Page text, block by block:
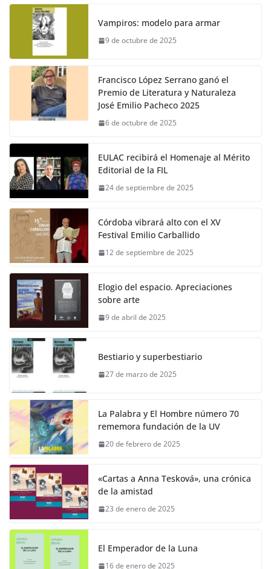
Vampiros: modelo para armar
9 de octubre de 2025
Francisco López Serrano ganó el
Premio de Literatura y Naturaleza
José Emilio Pacheco 2025
6 de octubre de 2025
EULAC recibirá el Homenaje al Mérito
Editorial de la FIL
24 de septiembre de 2025
Córdoba vibrará alto con el XV
Festival Emilio Carballido
12 de septiembre de 2025
Elogio del espacio. Apreciaciones
sobre arte
9 de abril de 2025
Bestiario y superbestiario
27 de marzo de 2025
La Palabra y El Hombre número 70
rememora fundación de la UV
20 de febrero de 2025
«Cartas a Anna Tesková», una crónica
de la amistad
23 de enero de 2025
El Emperador de la Luna
16 de enero de 2025